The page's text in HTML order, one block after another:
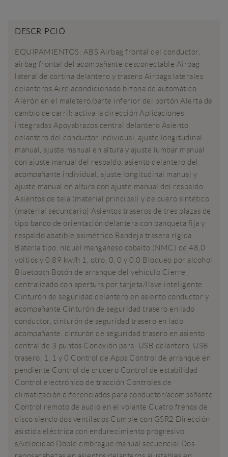
DESCRIPCIÓ
EQUIPAMIENTOS: ABS Airbag frontal del conductor,
airbag frontal del acompañante desconectable Airbag
lateral de cortina delantero y trasero Airbags laterales
delanteros Aire acondicionado bizona de automático
Alerón en el maletero/parte inferior del portón Alerta de
cambio de carril: activa la dirección Aplicaciones
integradas Apoyabrazos central delantero Asiento
delantero del conductor individual, ajuste longitudinal
manual, ajuste manual en altura y ajuste lumbar manual
con ajuste manual del respaldo, asiento delantero del
acompañante individual, ajuste longitudinal manual y
ajuste manual en altura con ajuste manual del respaldo
Asientos de tela (material principal) y de cuero sintético
(material secundario) Asientos traseros de tres plazas de
tipo banco de orientación delantera con banqueta fija y
respaldo abatible asimétrico Bandeja trasera rígida
Batería tipo: níquel manganeso cobalto (NMC) de 48,0
voltios y 0,89 kw/h 1, otro, 0, 0 y 0,0 Bloqueo por alcohol
Bluetooth Botón de arranque del vehículo Cierre
centralizado con apertura por tarjeta/llave inteligente
Cinturón de seguridad delantero en asiento conductor y
acompañante Cinturón de seguridad trasero en lado
conductor, cinturón de seguridad trasero en lado
acompañante, cinturón de seguridad trasero en asiento
central de 3 puntos Conexión para: USB delantero, USB
trasero, 1, 1 y 0 Control de Apps Control de arranque en
pendiente Control de crucero Control de estabilidad
Control electrónico de tracción Controles de
climatización diferenciados para conductor/acompañante
Control remoto de audio en el volante Cuatro frenos de
disco siendo dos ventilados Cumple con GSR2 Dirección
asistida eléctrica con endurecimiento progresivo
s/velocidad Doble embrague manual secuencial Dos